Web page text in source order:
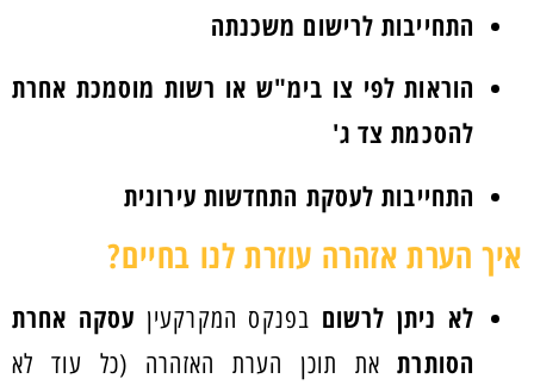
התחייבות לרישום משכנתה
הוראות לפי צו בימ"ש או רשות מוסמכת אחרת
להסכמת צד ג'
התחייבות לעסקת התחדשות עירונית
איך הערת אזהרה עוזרת לנו בחיים?
לא ניתן לרשום בפנקס המקרקעין עסקה אחרת
הסותרתאת תוכן הערת האזהרה (כל עוד לא